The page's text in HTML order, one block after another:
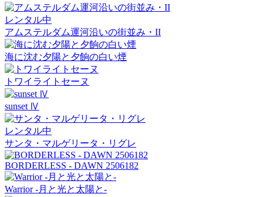
レンタル中
アムステルダム運河沿いの街並み・II
海に沈む夕陽と夕餉の白い煙
トワイライトセーヌ
sunset Ⅳ
レンタル中
サンタ・マルゲリータ・リグレ
BORDERLESS - DAWN 2506182
Warrior -月と光と太陽と-